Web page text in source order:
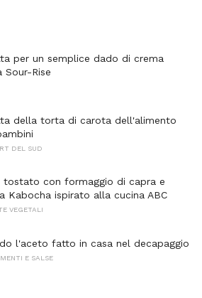
per un semplice dado di crema
Sour-Rise
della torta di carota dell'alimento
DEL SUD
tostato con formaggio di capra e
Kabocha ispirato alla cucina ABC
VEGETALI
l'aceto fatto in casa nel decapaggio
E SALSE